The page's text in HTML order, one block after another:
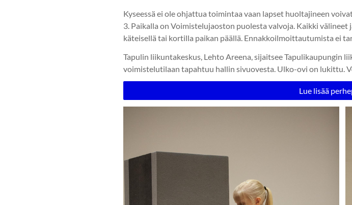
Kyseessä ei ole ohjattua toimintaa vaan lapset huoltajineen
3. Paikalla on Voimistelujaoston puolesta valvoja. Kaikki
käteisellä tai kortilla paikan päällä. Ennakkoilmoittautumista ei
Tapulin liikuntakeskus, Lehto Areena, sijaitsee Tapulikaupungin
voimistelutilaan tapahtuu hallin sivuovesta. Ulko-ovi on lukittu.
Lue lisää